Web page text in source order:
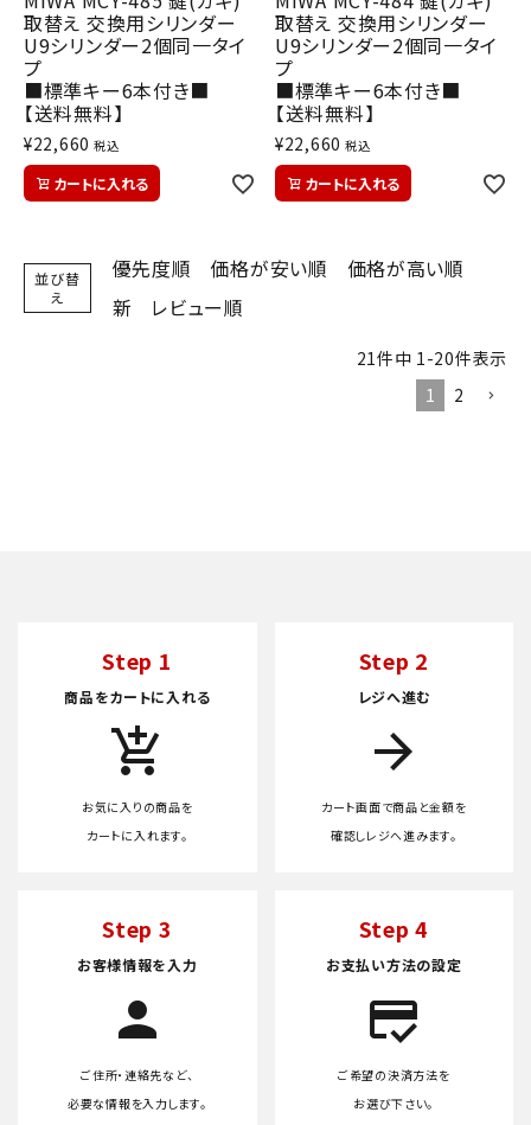
取替え 交換用シリンダー
U9シリンダー2個同一タイ
プ
■標準キー6本付き■
【送料無料】
¥22,660 税込
カートに入れる
取替え 交換用シリンダー
U9シリンダー2個同一タイ
プ
■標準キー6本付き■
【送料無料】
¥22,660 税込
カートに入れる
並び替
え
優先度順 価格が安い順
価格が高い順
新
レビュー順
21件中 1-20件表示
1
2
Step 1
商品をカートに入れる
add_shopping_cart
お気に入りの商品を
カートに入れます。
Step 2
レジへ進む
arrow_forward
カート画面で商品と金額を
確認しレジへ進みます。
Step 3
お客様情報を入力
person
ご住所・連絡先など、
必要な情報を入力します。
Step 4
お支払い方法の設定
credit_score
ご希望の決済方法を
お選び下さい。